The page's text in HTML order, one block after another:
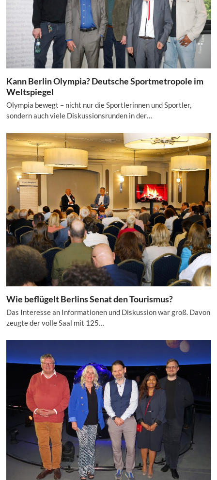
Kann Berlin Olympia? Deutsche Sportmetropole im
Weltspiegel
Olympia bewegt – nicht nur die Sportlerinnen und Sportler,
sondern auch viele Diskussionsrunden in der…
Wie beflügelt Berlins Senat den Tourismus?
Das Interesse an Informationen und Diskussion war groß. Davon
zeugte der volle Saal mit 125…